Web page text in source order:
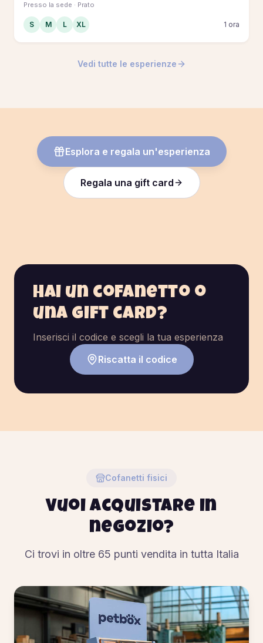
Presso la sede · Prato
S M L XL 1 ora
Vedi tutte le esperienze
Esplora e regala un'esperienza
Regala una gift card
Hai un cofanetto o
una gift card?
Inserisci il codice e scegli la tua esperienza
Riscatta il codice
Cofanetti fisici
Vuoi acquistare in
negozio?
Ci trovi in oltre 65 punti vendita in tutta Italia